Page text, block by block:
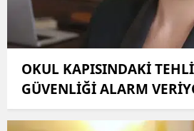
OKUL KAPISINDAKİ
GÜVENLİĞİ ALARM